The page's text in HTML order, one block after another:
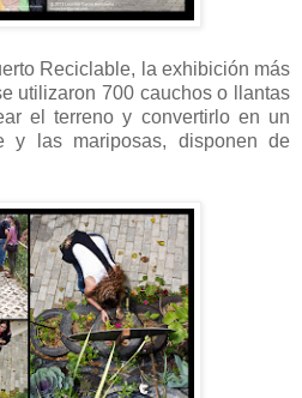
Reciclable, la exhibición más
utilizaron 700 cauchos o llantas
el terreno y convertirlo en un
y las mariposas, disponen de